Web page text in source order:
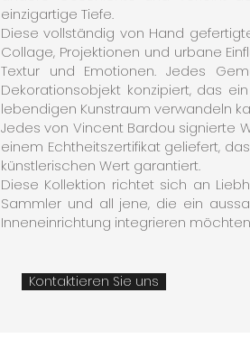
einzigartige Tiefe.
Diese vollständig von Hand
Collage, Projektionen und urbane
Textur und Emotionen. Jedes
Dekorationsobjekt konzipiert, das
lebendigen Kunstraum verwandeln
Jedes von Vincent Bardou signierte
einem Echtheitszertifikat geliefert,
künstlerischen Wert garantiert.
Diese Kollektion richtet sich an
Sammler und all jene, die ein
Inneneinrichtung integrieren
Kontaktieren Sie uns